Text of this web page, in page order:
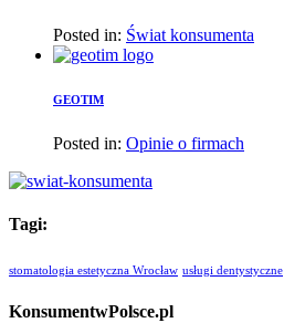
Posted in: Świat konsumenta
GEOTIM
Posted in: Opinie o firmach
Tagi:
stomatologia estetyczna Wrocław usługi dentystyczne
KonsumentwPolsce.pl